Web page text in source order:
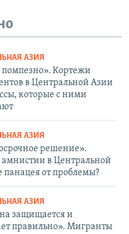
АЗИЯ
Кортежи
в Центральной Азии
которые с ними
АЗИЯ
решение».
в Центральной
панацея от проблемы?
АЗИЯ
защищается и
правильно». Мигранты